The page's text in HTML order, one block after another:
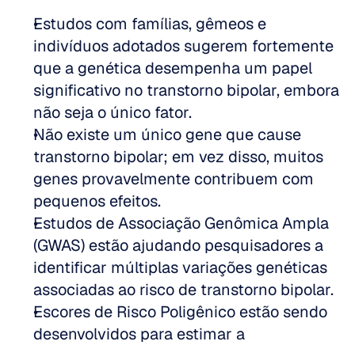
Estudos com famílias, gêmeos e
indivíduos adotados sugerem fortemente
que a genética desempenha um papel
significativo no transtorno bipolar, embora
não seja o único fator.
Não existe um único gene que cause
transtorno bipolar; em vez disso, muitos
genes provavelmente contribuem com
pequenos efeitos.
Estudos de Associação Genômica Ampla
(GWAS) estão ajudando pesquisadores a
identificar múltiplas variações genéticas
associadas ao risco de transtorno bipolar.
Escores de Risco Poligênico estão sendo
desenvolvidos para estimar a